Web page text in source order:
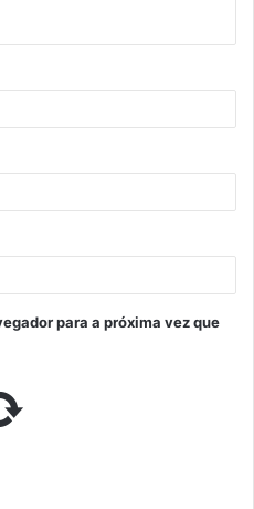
para a próxima vez que